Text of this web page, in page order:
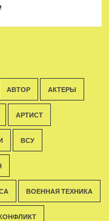
АВТОР АКТЕРЫ
АРТИСТ
ВСУ
ВОЕННАЯ ТЕХНИКА